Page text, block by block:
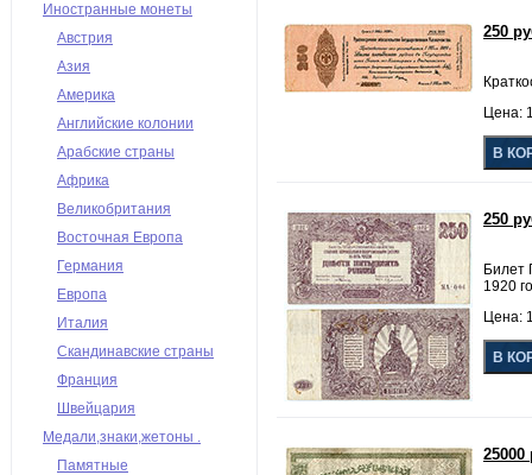
Иностранные монеты
Австрия
Азия
Америка
Английские колонии
Арабские страны
Африка
Великобритания
Восточная Европа
Германия
Европа
Италия
Скандинавские страны
Франция
Швейцария
Медали,знаки,жетоны .
Памятные
250
Цена:
250
Билет
1920
Цена:
25000